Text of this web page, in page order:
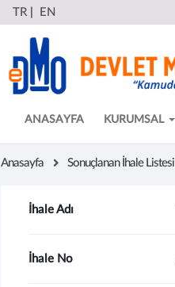
TR EN
ANASAYFA KURUMSAL
Anasayfa Sonuçlanan İhale Listesi
İhale Adı
İhale No